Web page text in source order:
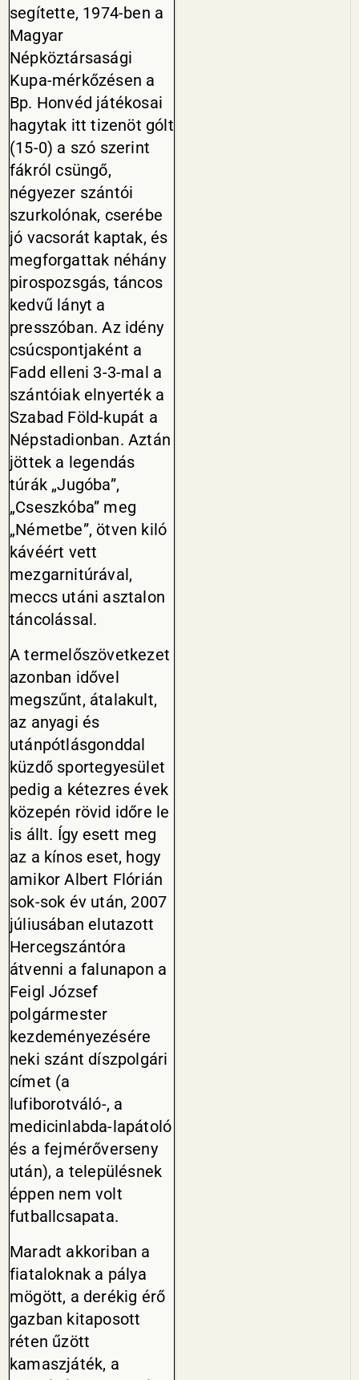
segítette, 1974-ben a
Magyar
Népköztársasági
Kupa-mérkőzé­sen a
Bp. Honvéd játékosai
hagy­tak itt tizenöt gólt
(15-0) a szó szerint
fákról csüngő,
négyezer szántói
szurkolónak, cserébe
jó vacsorát kaptak, és
megforgattak néhány
pirospozsgás, táncos
kedvű lányt a
presszóban. Az idény
csúcspontjaként a
Fadd elleni 3-3-mal a
szántóiak elnyerték a
Szabad Föld-kupát a
Népstadi­onban. Aztán
jöttek a legendás
túrák „Jugóba”,
„Cseszkóba” meg
„Németbe”, ötven kiló
kávéért vett
mezgarnitúrával,
meccs utáni asz­talon
táncolással.
A termelőszövetkezet
azonban idővel
megszűnt, átalakult,
az anyagi és
utánpótlásgonddal
küz­dő sportegyesület
pedig a kétezres évek
közepén rövid időre le
is állt. Így esett meg
az a kínos eset, hogy
amikor Albert Flórián
sok-sok év után, 2007
júliusában elutazott
Hercegszántóra
átvenni a faluna­pon a
Feigl József
polgármester
kezdeményezésére
neki szánt dísz­polgári
címet (a
lufiborotváló-, a
medicinlabda-lapátoló
és a fejmé­rőverseny
után), a településnek
ép­pen nem volt
futballcsapata.
Maradt akkoriban a
fiataloknak a pálya
mögött, a derékig érő
gazban kitaposott
réten űzött
kamaszjáték, a